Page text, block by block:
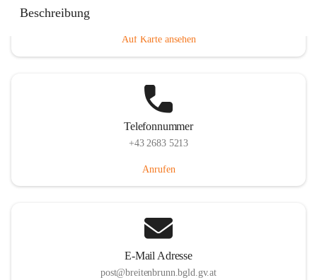
Beschreibung
Auf Karte ansehen
Telefonnummer
+43 2683 5213
Anrufen
E-Mail Adresse
post@breitenbrunn.bgld.gv.at